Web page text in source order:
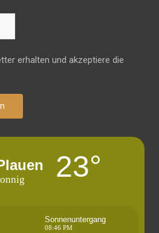
erhalten und akzeptiere die
23°
Sonnenuntergang
08:46 PM